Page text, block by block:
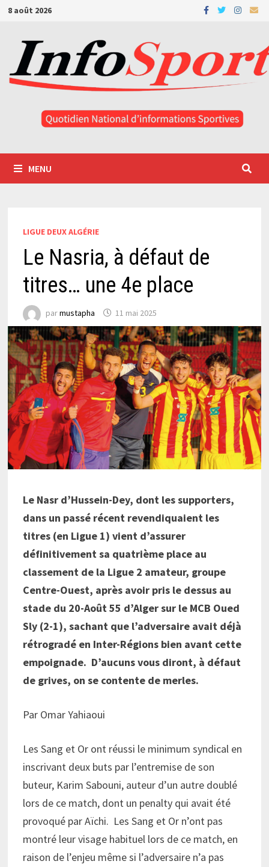
Passer
contenu
8 août 2026
MENU
LIGUE DEUX ALGÉRIE
Le Nasria, à défaut de
titres… une 4e place
parmustapha 11 mai 2025
Le Nasr d’Hussein-Dey, dont les supporters,
dans un passé récent revendiquaient les
titres (en Ligue 1) vient d’assurer
définitivement sa quatrième place au
classement de la Ligue 2 amateur, groupe
Centre-Ouest, après avoir pris le dessus au
stade du 20-Août 55 d’Alger sur le MCB Oued
Sly (2-1), sachant que l’adversaire avait déjà
rétrogradé en Inter-Régions bien avant cette
empoignade. D’aucuns vous diront, à défaut
de grives, on se contente de merles.
Par Omar Yahiaoui
Les Sang et Or ont réussi le minimum syndical en
inscrivant deux buts par l’entremise de son
buteur, Karim Sabouni, auteur d’un autre doublé
lors de ce match, dont un penalty qui avait été
provoqué par Aïchi. Les Sang et Or n’ont pas
montré leur visage habituel lors de ce match, en
raison de l’enjeu même si l’adversaire n’a pas